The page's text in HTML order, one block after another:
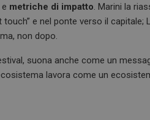
e metriche di impatto. Marini la
e nel ponte verso il capitale;
non dopo.
suona anche come un
lavora come un
www.dailyhealthindustry.it
4
settimane
2 giorni